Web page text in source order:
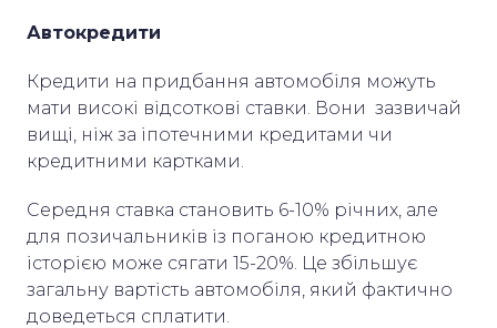
Автокредити
Кредити на придбання автомобіля можуть
мати високі відсоткові ставки. Вони зазвичай
вищі, ніж за іпотечними кредитами чи
кредитними картками.
Середня ставка становить 6-10% річних, але
для позичальників із поганою кредитною
історією може сягати 15-20%. Це збільшує
загальну вартість автомобіля, який фактично
доведеться сплатити.